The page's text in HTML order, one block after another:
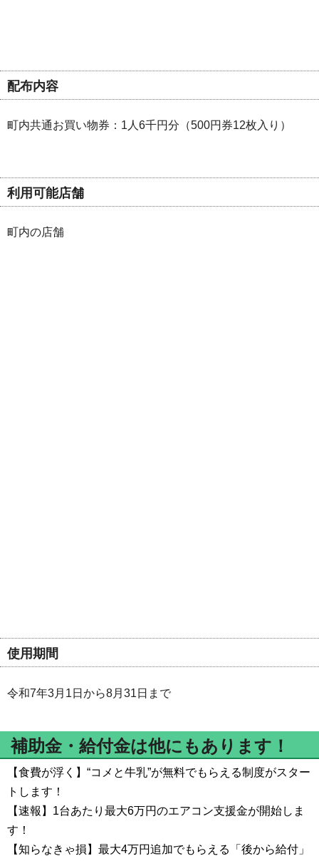
配布内容
町内共通お買い物券：1人6千円分（500円券12枚入り）
利用可能店舗
町内の店舗
使用期間
令和7年3月1日から8月31日まで
補助金・給付金は他にもあります！
【食費が浮く】“コメと牛乳”が無料でもらえる制度がスター
トします！
【速報】1台あたり最大6万円のエアコン支援金が開始しま
す！
【知らなきゃ損】最大4万円追加でもらえる「後から給付」